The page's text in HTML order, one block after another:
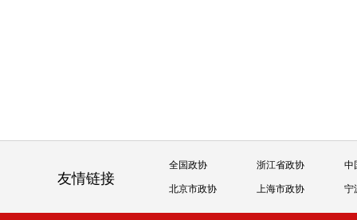
友情链接
全国政协 浙江省政协 中
北京市政协 上海市政协 宁